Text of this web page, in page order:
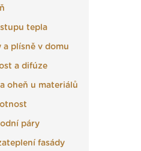
tepla
a plísně v domu
a difúze
oheň u materiálů
páry
fasády